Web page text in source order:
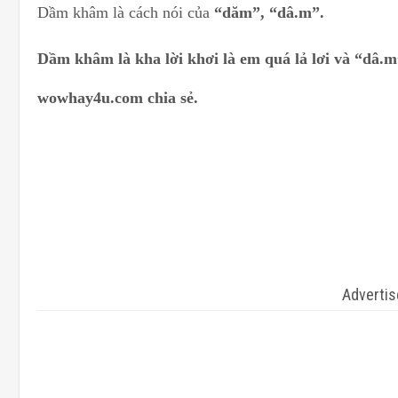
Dầm khâm là cách nói của “dăm”, “dâ.m”.
Dầm khâm là kha lời khơi là em quá lả lơi và
wowhay4u.com chia sẻ.